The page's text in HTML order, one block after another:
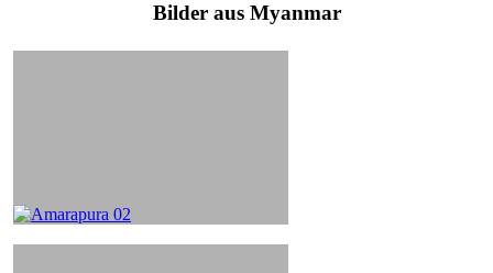
Bilder aus Myanmar